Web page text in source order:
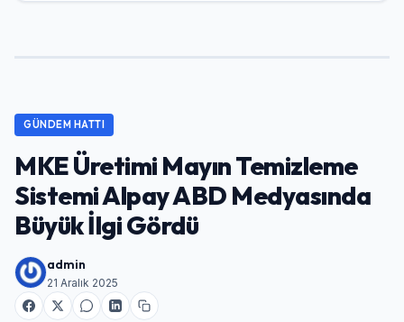
GÜNDEM HATTI
MKE Üretimi Mayın Temizleme
Sistemi Alpay ABD Medyasında
Büyük İlgi Gördü
admin
21 Aralık 2025